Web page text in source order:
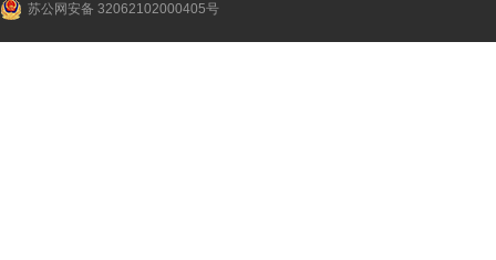
苏公网安备 32062102000405号